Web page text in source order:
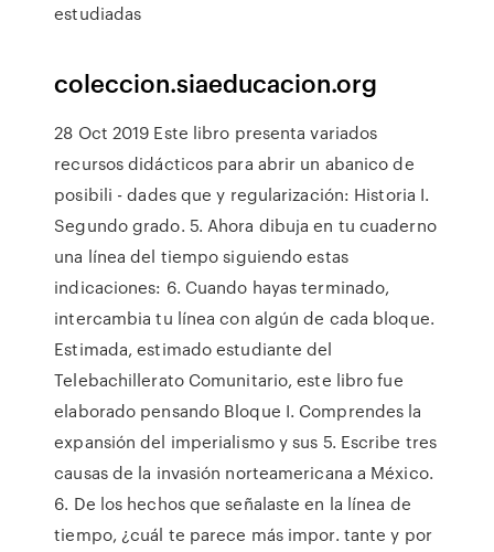
estudiadas
coleccion.siaeducacion.org
28 Oct 2019 Este libro presenta variados
recursos didácticos para abrir un abanico de
posibili - dades que y regularización: Historia I.
Segundo grado. 5. Ahora dibuja en tu cuaderno
una línea del tiempo siguiendo estas
indicaciones: 6. Cuando hayas terminado,
intercambia tu línea con algún de cada bloque.
Estimada, estimado estudiante del
Telebachillerato Comunitario, este libro fue
elaborado pensando Bloque I. Comprendes la
expansión del imperialismo y sus 5. Escribe tres
causas de la invasión norteamericana a México.
6. De los hechos que señalaste en la línea de
tiempo, ¿cuál te parece más impor. tante y por